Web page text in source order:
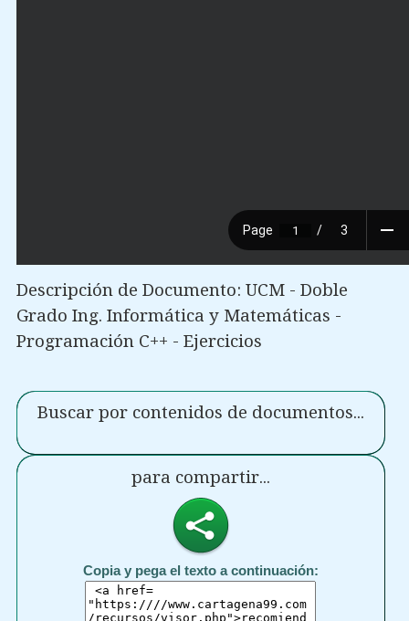
Descripción de Documento: UCM - Doble
Grado Ing. Informática y Matemáticas -
Programación C++ - Ejercicios
Buscar por contenidos de documentos...
para compartir...
Copia y pega el texto a continuación: